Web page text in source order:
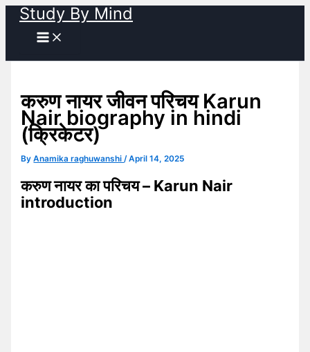
Skip
content
Study By Mind
करुण नायर जीवन परिचय Karun
Nair biography in hindi
(क्रिकेटर)
ByAnamika raghuwanshi/April 14, 2025
करुण नायर का परिचय – Karun Nair
introduction